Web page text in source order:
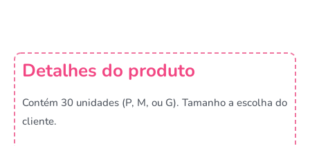
Detalhes do produto
Contém 30 unidades (P, M, ou G). Tamanho a escolha do
cliente.